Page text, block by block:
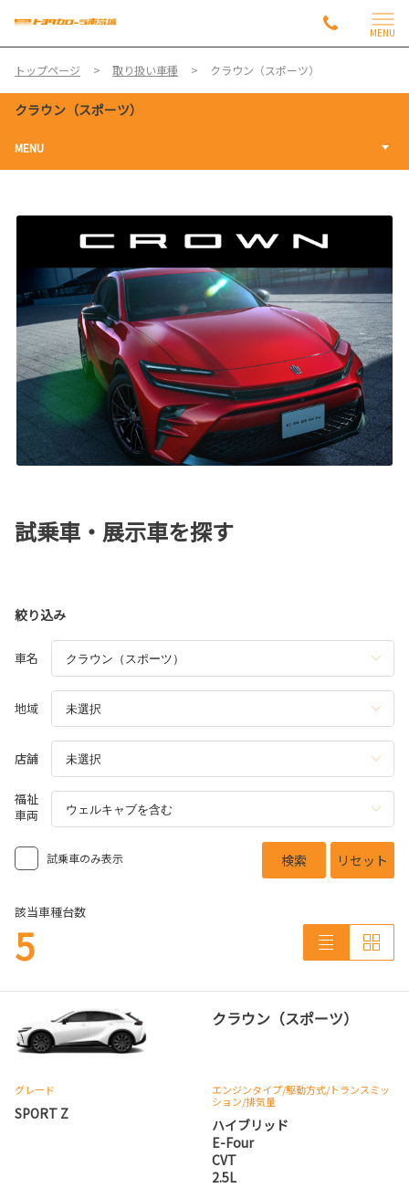
MENU
トップページ 取り扱い車種 クラウン（スポーツ）
クラウン（スポーツ）
MENU
試乗車・展示車を探す
絞り込み
車名
地域
店舗
福祉
車両
試乗車のみ表示 検索 リセット
該当車種台数
5
クラウン（スポーツ）
グレード
SPORT Z
エンジンタイプ/駆動方式/トランスミッ
ション/排気量
ハイブリッド
E-Four
CVT
2.5L